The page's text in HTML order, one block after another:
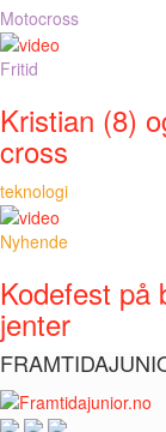
Motocross
Fritid
Kristian (8)
cross
teknologi
Nyhende
Kodefest på
jenter